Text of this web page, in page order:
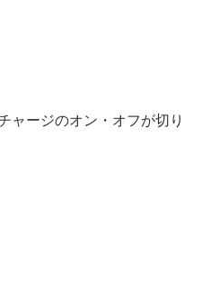
ャージのオン・オフが切り